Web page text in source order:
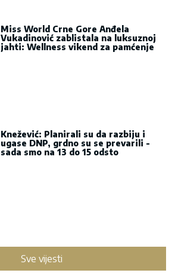
Miss World Crne Gore Anđela
Vukadinović zablistala na luksuznoj
jahti: Wellness vikend za pamćenje
Knežević: Planirali su da razbiju i
ugase DNP, grdno su se prevarili -
sada smo na 13 do 15 odsto
Sve vijesti